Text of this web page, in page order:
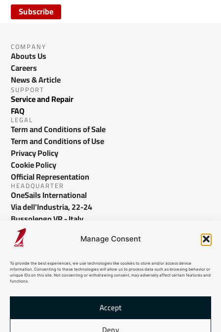
Manage Consent
To provide the best experiences, we use technologies like cookies to store and/or access device
information. Consenting to these technologies will allow us to process data such as browsing behavior or
unique IDs on this site. Not consenting or withdrawing consent, may adversely affect certain features and
functions.
Accept
Subscribe
COMPANY
Abouts Us
Careers
News & Article
SUPPORT
Service and Repair
FAQ
LEGAL
Term and Conditions of Sale
Term and Conditions of Use
Privacy Policy
Cookie Policy
Official Representation
HEADQUARTER
OneSails International
Via dell'Industria, 22-24
Bussolengo VR - Italy
info@onesails.com
© 2026 OneSails. All Rights Reserved. Site developed by: